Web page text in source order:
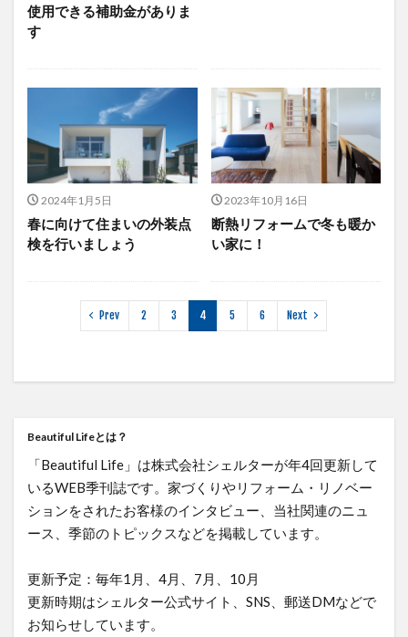
使用できる補助金がありま
す
2024年1月5日
春に向けて住まいの外装点
検を行いましょう
2023年10月16日
断熱リフォームで冬も暖か
い家に！
Prev 2 3 4 5 6 Next
Beautiful Lifeとは？
「Beautiful Life」は株式会社シェルターが年4回更新して
いるWEB季刊誌です。家づくりやリフォーム・リノベー
ションをされたお客様のインタビュー、当社関連のニュ
ース、季節のトピックスなどを掲載しています。
更新予定：毎年1月、4月、7月、10月
更新時期はシェルター公式サイト、SNS、郵送DMなどで
お知らせしています。